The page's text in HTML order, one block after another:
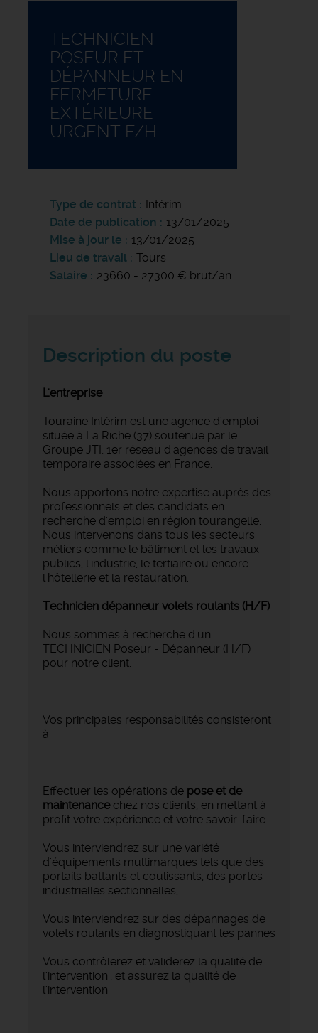
TECHNICIEN
POSEUR ET
DÉPANNEUR EN
FERMETURE
EXTÉRIEURE
URGENT F/H
Type de contrat
Intérim
Date de publication
13/01/2025
Mise à jour le
13/01/2025
Lieu de travail
Tours
Salaire
23660 - 27300 € brut/an
Description du poste
L'entreprise
Touraine Intérim est une agence d'emploi
située à La Riche (37) soutenue par le
Groupe JTI, 1er réseau d'agences de travail
temporaire associées en France.
Nous apportons notre expertise auprès des
professionnels et des candidats en
recherche d'emploi en région tourangelle.
Nous intervenons dans tous les secteurs
métiers comme le bâtiment et les travaux
publics, l'industrie, le tertiaire ou encore
l'hôtellerie et la restauration.
Technicien dépanneur volets roulants (H/F)
Nous sommes à recherche d'un
TECHNICIEN Poseur - Dépanneur (H/F)
pour notre client.
Vos principales responsabilités consisteront
à
Effectuer les opérations de pose et de
maintenancechez nos clients, en mettant à
profit votre expérience et votre savoir-faire.
Vous interviendrez sur une variété
d'équipements multimarques tels que des
portails battants et coulissants, des portes
industrielles sectionnelles,
Vous interviendrez sur des dépannages de
volets roulants en diagnostiquant les pannes
Vous contrôlerez et validerez la qualité de
l'intervention., et assurez la qualité de
l'intervention.